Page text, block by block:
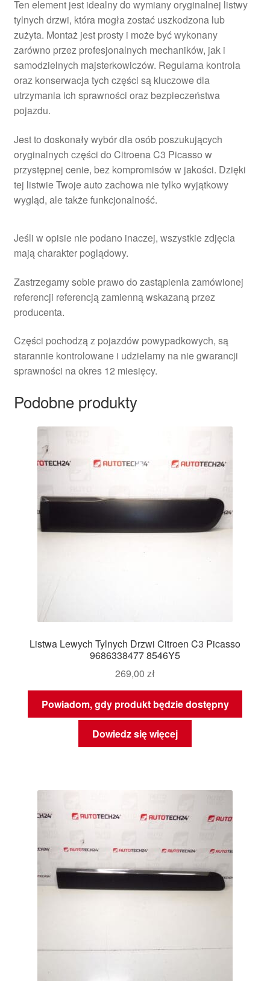
Ten element jest idealny do wymiany oryginalnej listwy
tylnych drzwi, która mogła zostać uszkodzona lub
zużyta. Montaż jest prosty i może być wykonany
zarówno przez profesjonalnych mechaników, jak i
samodzielnych majsterkowiczów. Regularna kontrola
oraz konserwacja tych części są kluczowe dla
utrzymania ich sprawności oraz bezpieczeństwa
pojazdu.
Jest to doskonały wybór dla osób poszukujących
oryginalnych części do Citroena C3 Picasso w
przystępnej cenie, bez kompromisów w jakości. Dzięki
tej listwie Twoje auto zachowa nie tylko wyjątkowy
wygląd, ale także funkcjonalność.
Jeśli w opisie nie podano inaczej, wszystkie zdjęcia
mają charakter poglądowy.
Zastrzegamy sobie prawo do zastąpienia zamówionej
referencji referencją zamienną wskazaną przez
producenta.
Części pochodzą z pojazdów powypadkowych, są
starannie kontrolowane i udzielamy na nie gwarancji
sprawności na okres 12 miesięcy.
Podobne produkty
Listwa Lewych Tylnych Drzwi Citroen C3 Picasso
9686338477 8546Y5
269,00 zł
Powiadom, gdy produkt będzie dostępny
Dowiedz się więcej